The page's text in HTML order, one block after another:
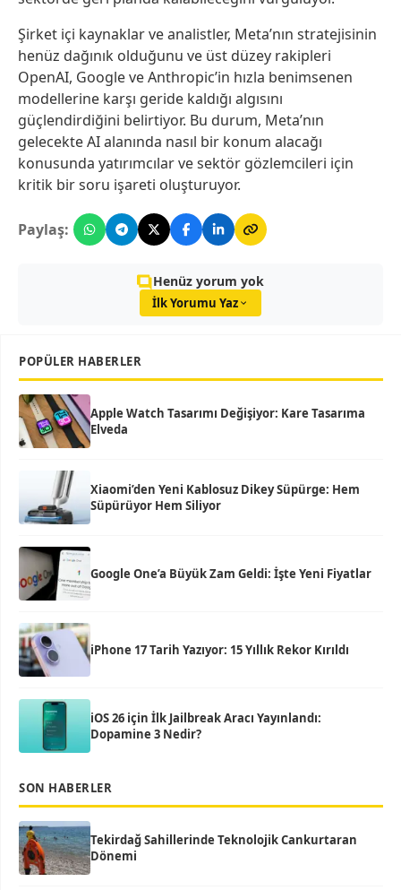
Şirket içi kaynaklar ve analistler, Meta’nın stratejisinin
henüz dağınık olduğunu ve üst düzey rakipleri
OpenAI, Google ve Anthropic’in hızla benimsenen
modellerine karşı geride kaldığı algısını
güçlendirdiğini belirtiyor. Bu durum, Meta’nın
gelecekte AI alanında nasıl bir konum alacağı
konusunda yatırımcılar ve sektör gözlemcileri için
kritik bir soru işareti oluşturuyor.
Paylaş:
Henüz yorum yok
İlk Yorumu Yaz
POPÜLER HABERLER
Apple Watch Tasarımı Değişiyor: Kare Tasarıma
Elveda
Xiaomi’den Yeni Kablosuz Dikey Süpürge: Hem
Süpürüyor Hem Siliyor
Google One’a Büyük Zam Geldi: İşte Yeni Fiyatlar
iPhone 17 Tarih Yazıyor: 15 Yıllık Rekor Kırıldı
iOS 26 için İlk Jailbreak Aracı Yayınlandı:
Dopamine 3 Nedir?
SON HABERLER
Tekirdağ Sahillerinde Teknolojik Cankurtaran
Dönemi